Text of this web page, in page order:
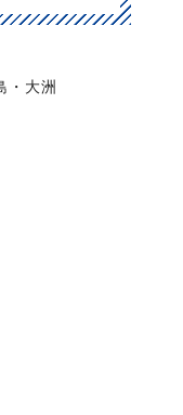
・大洲